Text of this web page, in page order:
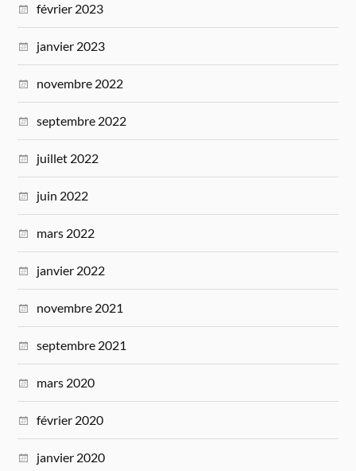
février 2023
janvier 2023
novembre 2022
septembre 2022
juillet 2022
juin 2022
mars 2022
janvier 2022
novembre 2021
septembre 2021
mars 2020
février 2020
janvier 2020